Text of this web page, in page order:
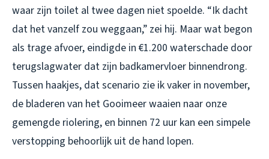
waar zijn toilet al twee dagen niet spoelde. “Ik dacht
dat het vanzelf zou weggaan,” zei hij. Maar wat begon
als trage afvoer, eindigde in €1.200 waterschade door
terugslagwater dat zijn badkamervloer binnendrong.
Tussen haakjes, dat scenario zie ik vaker in november,
de bladeren van het Gooimeer waaien naar onze
gemengde riolering, en binnen 72 uur kan een simpele
verstopping behoorlijk uit de hand lopen.